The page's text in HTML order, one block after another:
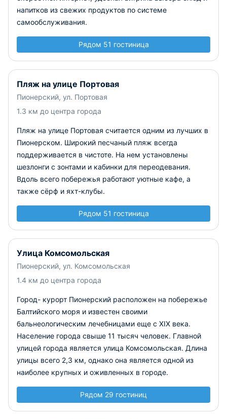
напитков из свежих продуктов по системе
самообслуживания.
Рядом 51 гостиница
Пляж на улице Портовая
Пионерский, ул. Портовая
1.3 км до центра города
Пляж на улице Портовая считается одним из лучших в
Пионерском. Широкий песчаный пляж всегда
поддерживается в чистоте. На нем установлены
шезлонги с зонтами и кабинки для переодевания.
Вдоль всего побережья работают уютные кафе, а
также сёрф и яхт-клубы.
Рядом 51 гостиница
Улица Комсомольская
Пионерский, ул. Комсомольская
1.4 км до центра города
Город- курорт Пионерский расположен на побережье
Балтийского моря и известен своими
бальнеологическим лечебницами еще с XIX века.
Население города свыше 11 тысяч человек. Главной
улицей города является улица Комсомольская. Длина
улицы всего 2,3 км, однако она является одной из
наиболее крупных и оживленных в городе.
Рядом 29 гостиниц